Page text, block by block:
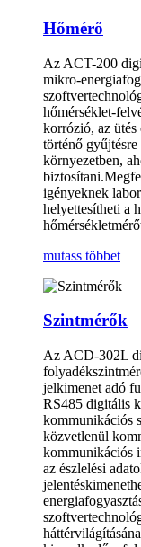
Hőmérő
Az ACT-200
mikro-
hőmérséklet-
korrózió, az
történő
környezetben,
igényeknek
helyettesítheti a
mutass többet
Szintmérők
Az ACD-302L
jelkimenet adó
RS485 digitális
kommunikációs
közvetlenül
kommunikációs
az észlelési